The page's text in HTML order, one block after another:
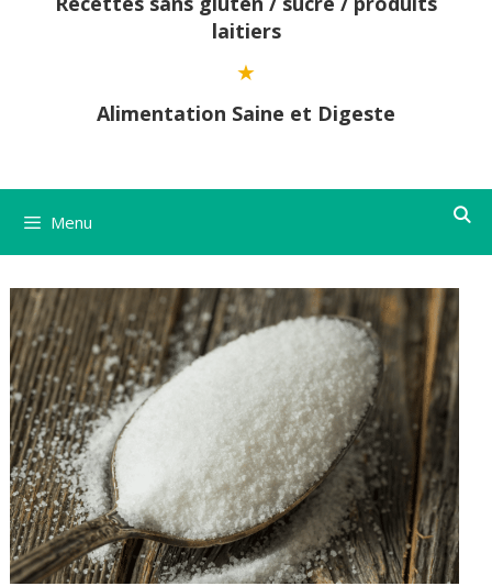
laitiers
Alimentation Saine et Digeste
Menu